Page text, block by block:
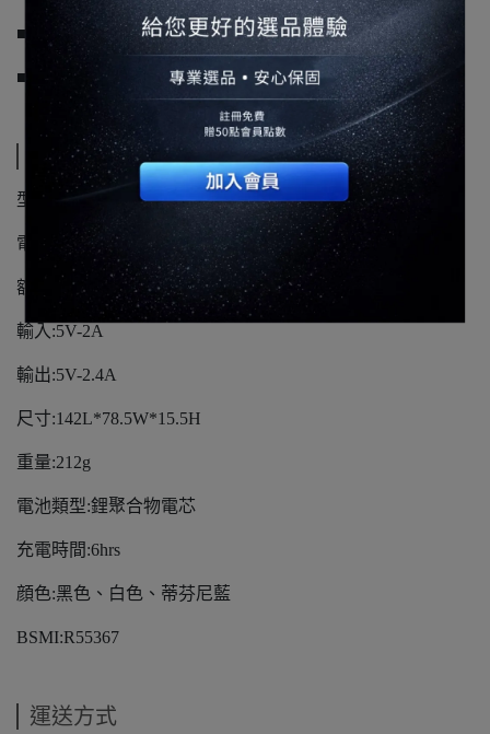
■完美品質售出保固一年
■產品責任險50,000,000元
規格說明
型號:RL-1201
電芯容量:12000mAh
額訂容量:6600mAh
輸入:5V-2A
輸出:5V-2.4A
尺寸:142L*78.5W*15.5H
重量:212g
電池類型:鋰聚合物電芯
充電時間:6hrs
顔色:黑色、白色、蒂芬尼藍
BSMI:R55367
運送方式